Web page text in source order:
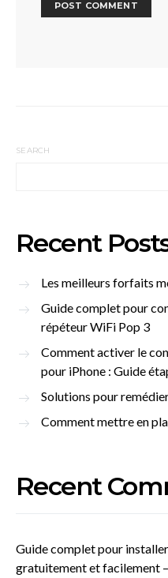
SEARCH
Recent
Les meilleurs forfaits
Guide complet pour
répéteur WiFi Pop 3
Comment activer le
pour iPhone : Guide
Solutions pour
Comment mettre en
Recent
Guide complet pour
gratuitement et facilement